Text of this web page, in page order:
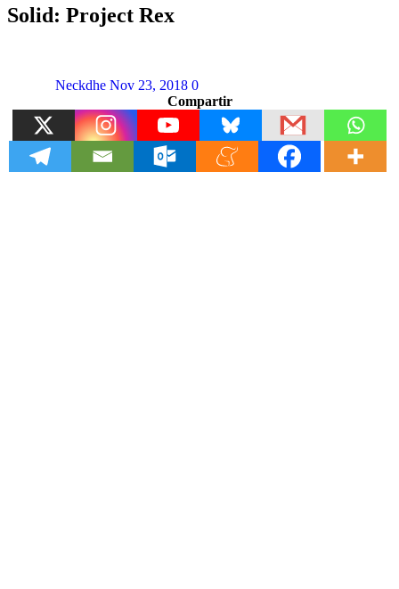
Solid: Project Rex
Neckdhe Nov 23, 2018 0
Compartir